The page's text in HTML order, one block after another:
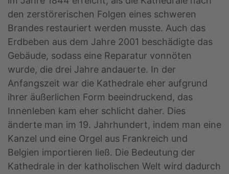
den zerstörerischen Folgen eines schweren
Brandes restauriert werden musste. Auch das
Erdbeben aus dem Jahre 2001 beschädigte das
Gebäude, sodass eine Reparatur vonnöten
wurde, die drei Jahre andauerte. In der
Anfangszeit war die Kathedrale eher aufgrund
ihrer äußerlichen Form beeindruckend, das
Innenleben kam eher schlicht daher. Dies
änderte man im 19. Jahrhundert, indem man eine
Kanzel und eine Orgel aus Frankreich und
Belgien importieren ließ. Die Bedeutung der
Kathedrale in der katholischen Welt wird dadurch